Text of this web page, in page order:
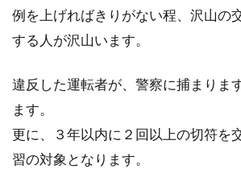
例を上げればきりがない程、沢山の
する人が沢山います。
違反した運転者が、警察に捕まりま
ます。
更に、３年以内に２回以上の切符を
習の対象となります。